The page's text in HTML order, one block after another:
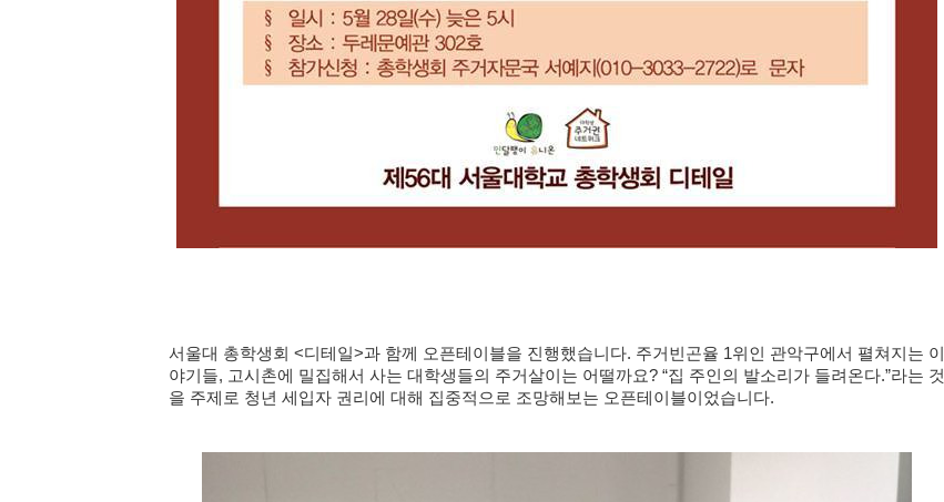
서울대 총학생회 <디테일>과 함께 오픈테이블을 진행했습니다. 주거빈곤율 1위인 관악구에서 펼쳐지는 이
야기들, 고시촌에 밀집해서 사는 대학생들의 주거살이는 어떨까요? “집 주인의 발소리가 들려온다.”라는 것
을 주제로 청년 세입자 권리에 대해 집중적으로 조망해보는 오픈테이블이었습니다.